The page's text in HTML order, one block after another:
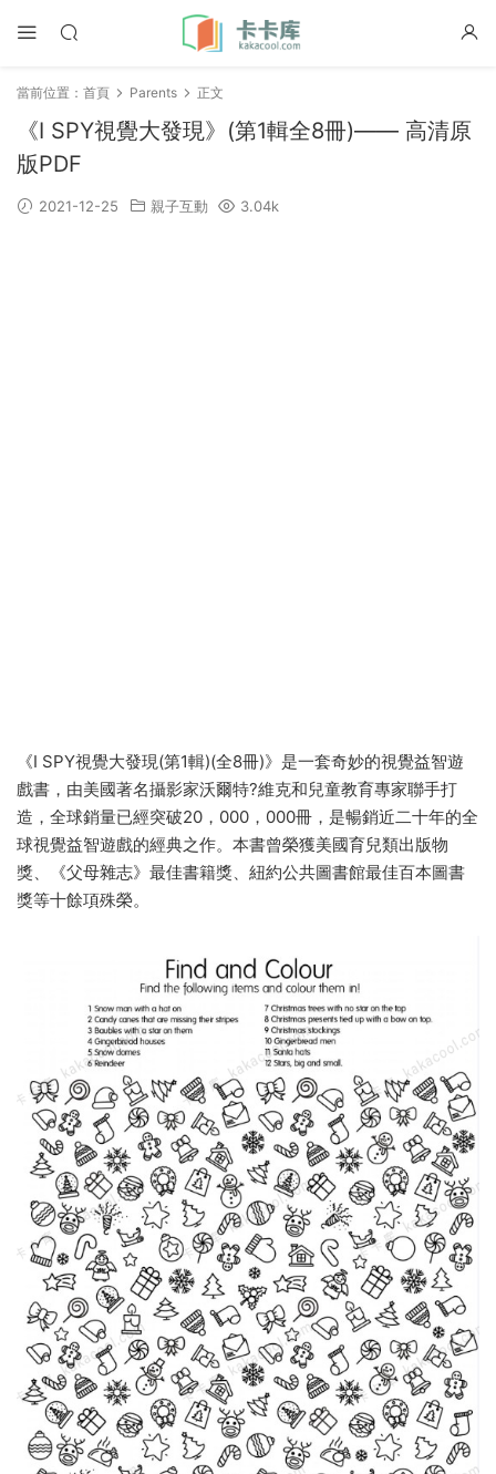
當前位置： 首頁 Parents 正文
《I SPY視覺大發現》(第1輯全8冊)—— 高清原
版PDF
2021-12-25 親子互動 3.04k
《I SPY視覺大發現(第1輯)(全8冊)》是一套奇妙的視覺益智遊
戲書，由美國著名攝影家沃爾特?維克和兒童教育專家聯手打
造，全球銷量已經突破20，000，000冊，是暢銷近二十年的全
球視覺益智遊戲的經典之作。本書曾榮獲美國育兒類出版物
獎、《父母雜志》最佳書籍獎、紐約公共圖書館最佳百本圖書
獎等十餘項殊榮。